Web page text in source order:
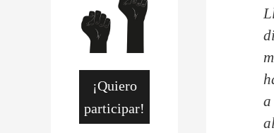
a
¡Quiero
participar!